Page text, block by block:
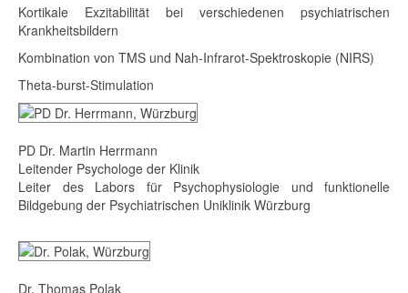
Kortikale Exzitabilität bei verschiedenen psychiatrischen
Krankheitsbildern
Kombination von TMS und Nah-Infrarot-Spektroskopie (NIRS)
Theta-burst-Stimulation
PD Dr. Martin Herrmann
Leitender Psychologe der Klinik
Leiter des Labors für Psychophysiologie und funktionelle
Bildgebung der Psychiatrischen Uniklinik Würzburg
Dr. Thomas Polak